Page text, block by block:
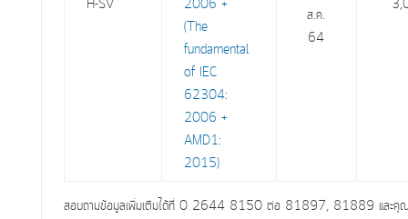
H-SV
2006 +
(The
fundamental
of IEC
62304:
2006 +
AMD1:
2015)
ส.ค.
64
สอบถามข้อมูลเพิ่มเติมได้ที่ 0 2644 8150 ต่อ 81897, 81889 และคุ